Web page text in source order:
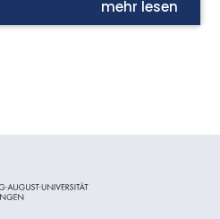
mehr lesen